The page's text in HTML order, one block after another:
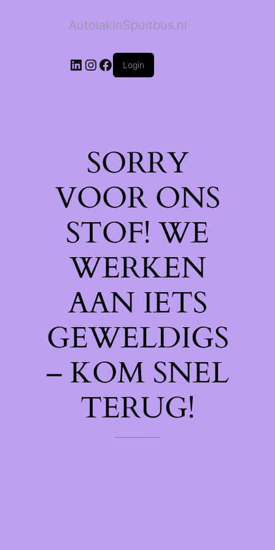
AutolakInSpuitbus.nl
LinkedIn
Instagram
Facebook
Login
SORRY
VOOR ONS
STOF! WE
WERKEN
AAN IETS
GEWELDIGS
– KOM SNEL
TERUG!